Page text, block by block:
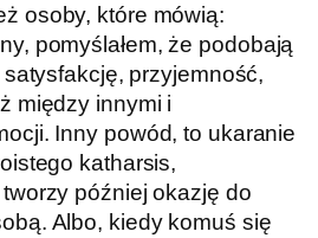
osoby, które mówią:
pomyślałem, że podobają
satysfakcję, przyjemność,
między innymi i
Inny powód, to ukaranie
katharsis,
później okazję do
Albo, kiedy komuś się